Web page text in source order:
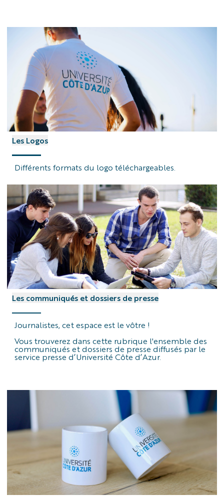
Les Logos
Différents formats du logo téléchargeables.
Les communiqués et dossiers de presse
Journalistes, cet espace est le vôtre !
Vous trouverez dans cette rubrique l'ensemble des
communiqués et dossiers de presse diffusés par le
service presse d’Université Côte d’Azur.